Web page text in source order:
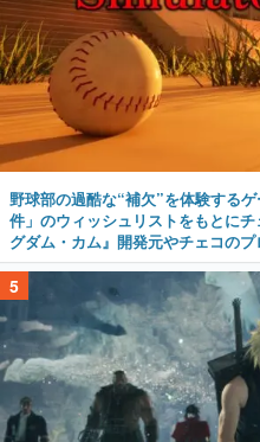
野球部の過酷な“補欠”を体験する
件」のウィッシュリストをもとに
グダム・カム』開発元やチェコの
5